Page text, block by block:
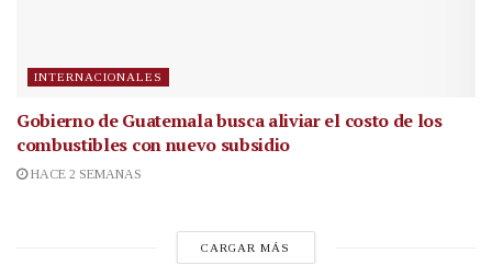
INTERNACIONALES
Gobierno de Guatemala busca aliviar el costo de los
combustibles con nuevo subsidio
HACE 2 SEMANAS
CARGAR MÁS